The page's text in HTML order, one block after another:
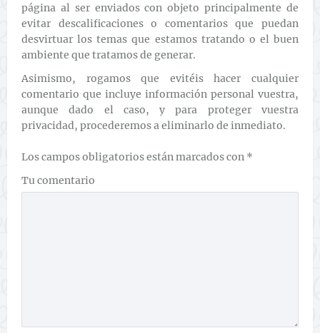
página al ser enviados con objeto principalmente de
evitar descalificaciones o comentarios que puedan
desvirtuar los temas que estamos tratando o el buen
ambiente que tratamos de generar.
Asimismo, rogamos que evitéis hacer cualquier
comentario que incluye información personal vuestra,
aunque dado el caso, y para proteger vuestra
privacidad, procederemos a eliminarlo de inmediato.
Los campos obligatorios están marcados con *
Tu comentario